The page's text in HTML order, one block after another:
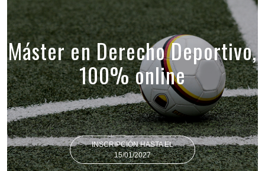
Máster en Derecho Deportivo,
100% online
INSCRIPCIÓN HASTA EL
15/01/2027